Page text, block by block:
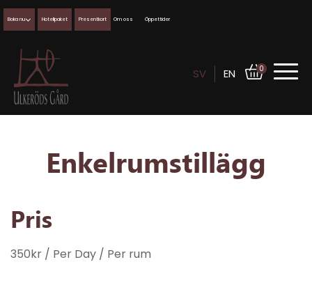
0
Boka nu Hotellpaket Presentkort Om oss Öppettider
SV EN
Enkelrumstillägg
Pris
350kr / Per Day / Per rum